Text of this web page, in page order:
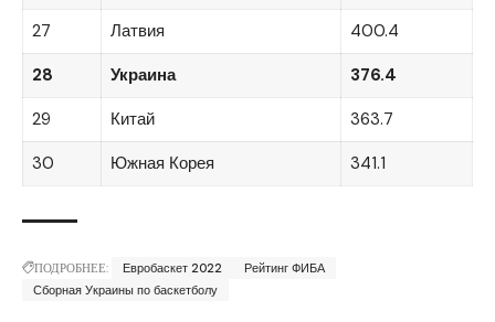
27
Латвия
400.4
28
Украина
376.4
29
Китай
363.7
30
Южная Корея 341.1
ПОДРОБНЕЕ: Евробаскет 2022
Рейтинг ФИБА
Сборная Украины по баскетболу